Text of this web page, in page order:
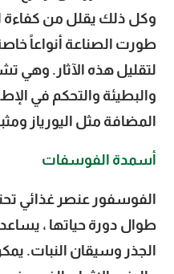
وكل ذلك يقلل من كفاءة
طورت الصناعة أنواعاً
لتقليل هذه الآثار. وهي
والبطيئة والتحكم في
المضافة مثل اليورياز
أسمدة الفوسفات
الفوسفور عنصر غذائي
طوال دورة حياتها ،
الجذر وسيقان النبات.